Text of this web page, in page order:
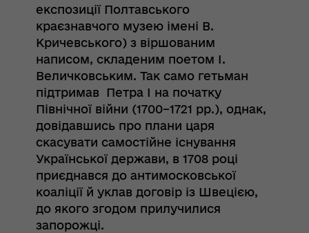
експозиції Полтавського
краєзнавчого музею імені В.
Кричевського) з віршованим
написом, складеним поетом І.
Величковським. Так само гетьман
підтримав Петра І на початку
Північної війни (1700–1721 рр.), однак,
довідавшись про плани царя
скасувати самостійне існування
Української держави, в 1708 році
приєднався до антимосковської
коаліції й уклав договір із Швецією,
до якого згодом прилучилися
запорожці.